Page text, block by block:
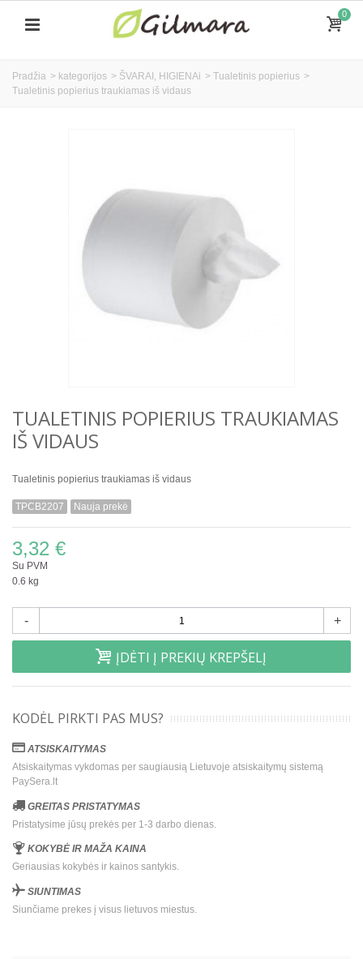
0
Pradžia > kategorijos > ŠVARAI, HIGIENAi > Tualetinis popierius >
Tualetinis popierius traukiamas iš vidaus
TUALETINIS POPIERIUS TRAUKIAMAS
IŠ VIDAUS
Tualetinis popierius traukiamas iš vidaus
TPCB2207 Nauja prekė
3,32 €
Su PVM
0.6 kg
- +
ĮDĖTI Į PREKIŲ KREPŠELĮ
KODĖL PIRKTI PAS MUS?
ATSISKAITYMAS
Atsiskaitymas vykdomas per saugiausią Lietuvoje atsiskaitymų sistemą
PaySera.lt
GREITAS PRISTATYMAS
Pristatysime jūsų prekės per 1-3 darbo dienas.
KOKYBĖ IR MAŽA KAINA
Geriausias kokybės ir kainos santykis.
SIUNTIMAS
Siunčiame prekes į visus lietuvos miestus.